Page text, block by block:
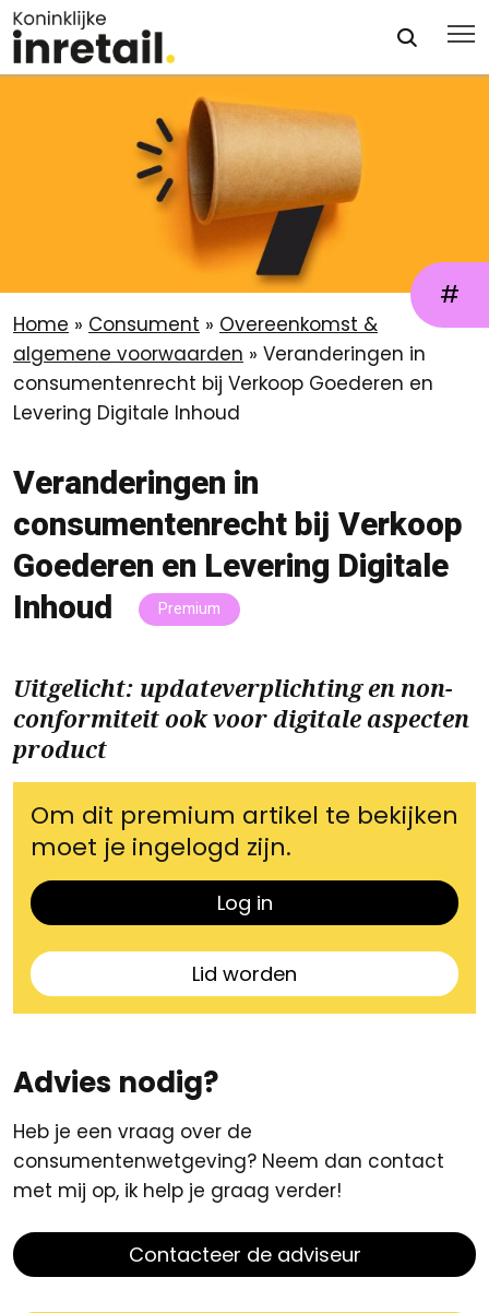
Home » Consument » Overeenkomst &
algemene voorwaarden » Veranderingen in
consumentenrecht bij Verkoop Goederen en
Levering Digitale Inhoud
Veranderingen in
consumentenrecht bij Verkoop
Goederen en Levering Digitale
Inhoud
Premium
Uitgelicht: updateverplichting en non-
conformiteit ook voor digitale aspecten
product
Om dit premium artikel te bekijken
moet je ingelogd zijn.
Log in
Lid worden
Advies nodig?
Heb je een vraag over de
consumentenwetgeving? Neem dan contact
met mij op, ik help je graag verder!
Contacteer de adviseur
#